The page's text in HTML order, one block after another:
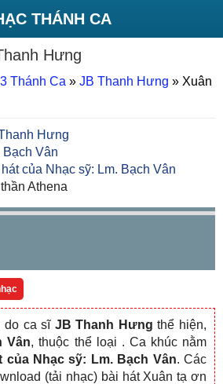
THÁNH CA
Hưng
Thánh Ca » JB Thanh Hưng » Xuân
Hưng
Bạch Vân
của Nhạc sỹ: Lm. Bạch Vân
Athena
do ca sĩ JB Thanh Hưng thể hiện,
Vân, thuộc thể loại . Ca khúc nằm
của Nhạc sỹ: Lm. Bạch Vân. Các
(tải nhạc) bài hát Xuân tạ ơn